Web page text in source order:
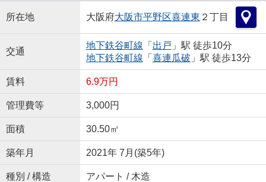
所在地 大阪府大阪市平野区喜連東 ２丁目
交通
地下鉄谷町線 「 出戸 」駅 徒歩10分
地下鉄谷町線 「 喜連瓜破 」駅 徒歩13分
賃料 6.9万円
管理費等 3,000円
面積 30.50㎡
築年月 2021年 7月(築5年)
種別 / 構造 アパート / 木造